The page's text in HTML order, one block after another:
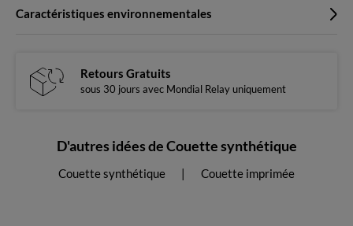
Caractéristiques environnementales
Retours Gratuits
sous 30 jours avec Mondial Relay uniquement
D'autres idées de Couette synthétique
Couette synthétique Couette imprimée